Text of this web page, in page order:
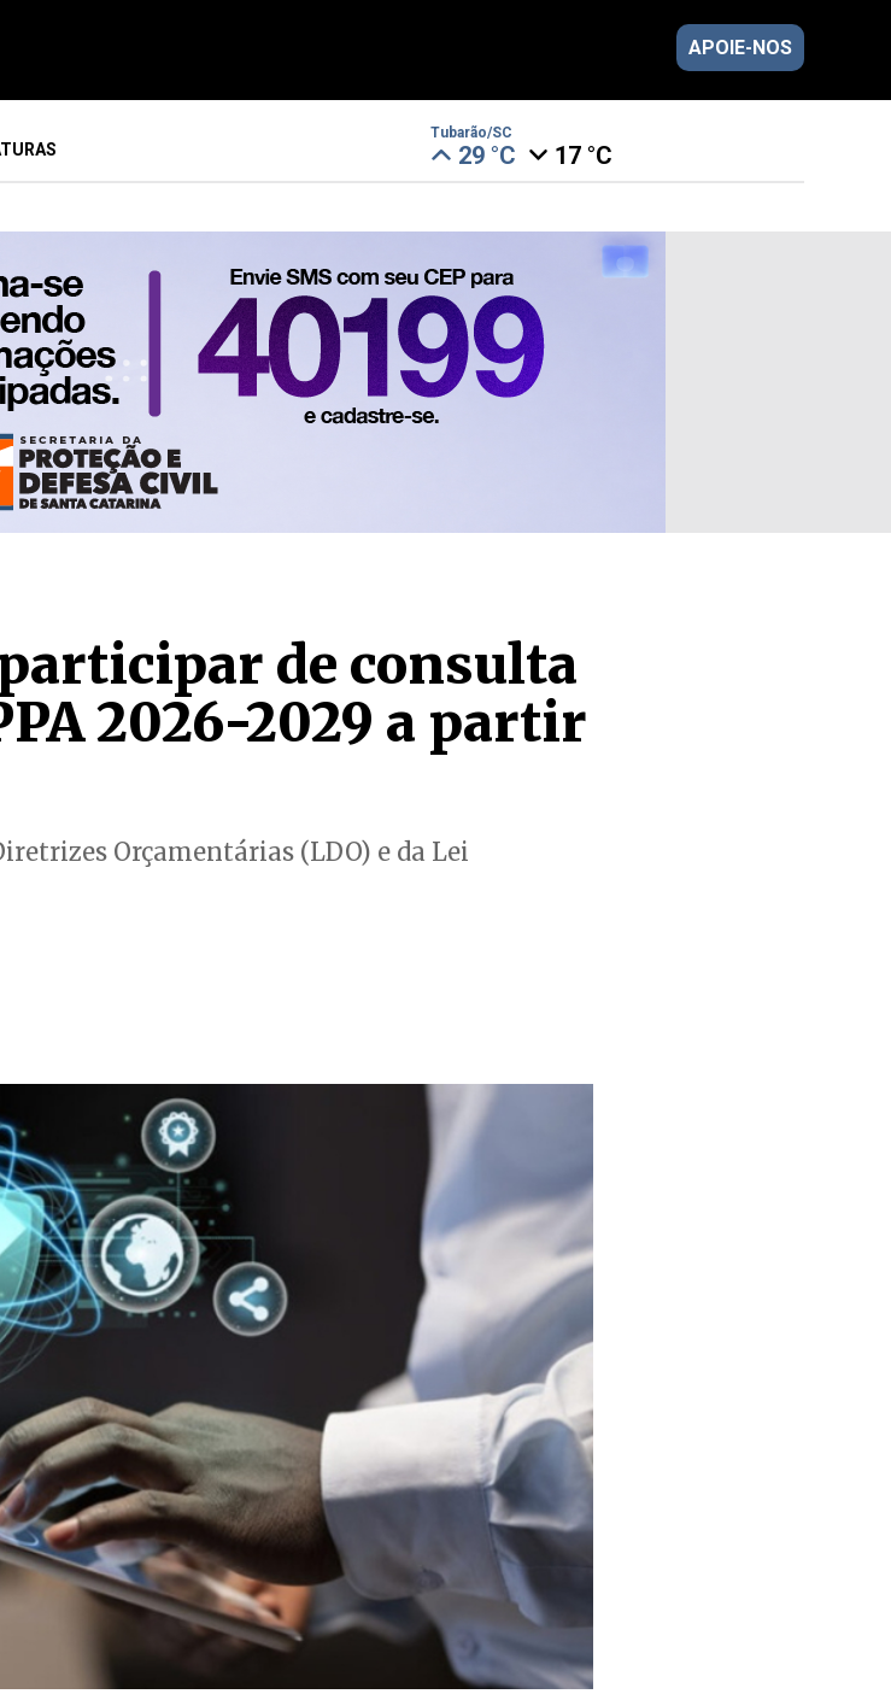
APOIE-NOS
Tubarão/SC
29 °C 17 °C
de consulta
2026-2029 a partir
Orçamentárias (LDO) e da Lei